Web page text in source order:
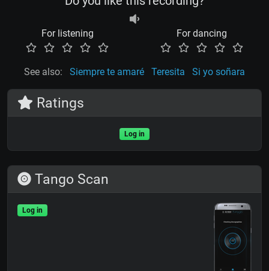
For listening For dancing
See also: Siempre te amaré Teresita Si yo soñara
Ratings
Log in
Tango Scan
Log in